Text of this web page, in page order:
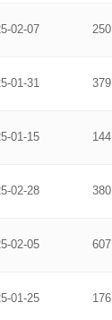
02-07 250
01-31 379
01-15 144
02-28 380
02-05 607
01-25 176